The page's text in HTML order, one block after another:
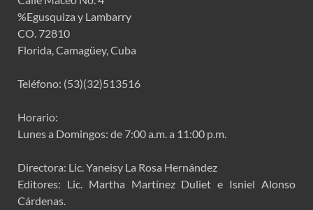
%Egusquiza y Lambarry
CO. 72810
Florida, Camagüey, Cuba
Teléfono: (53)(32)513516
Horario:
Lunes a Domingos: de 7:00 a.m. a 11:00 p.m.
Directora: Lic. Yaneisy La Rosa Hernández
Editores: Lic. Martha Martínez Duliet e Isniel Alonso
Cárdenas.